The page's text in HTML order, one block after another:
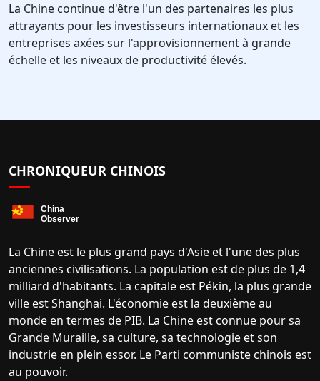
La Chine continue d'être l'un des partenaires les plus
attrayants pour les investisseurs internationaux et les
entreprises axées sur l'approvisionnement à grande
échelle et les niveaux de productivité élevés.
CHRONIQUEUR CHINOIS
La Chine est le plus grand pays d'Asie et l'une des plus
anciennes civilisations. La population est de plus de 1,4
milliard d'habitants. La capitale est Pékin, la plus grande
ville est Shanghai. L'économie est la deuxième au
monde en termes de PIB. La Chine est connue pour sa
Grande Muraille, sa culture, sa technologie et son
industrie en plein essor. Le Parti communiste chinois est
au pouvoir.